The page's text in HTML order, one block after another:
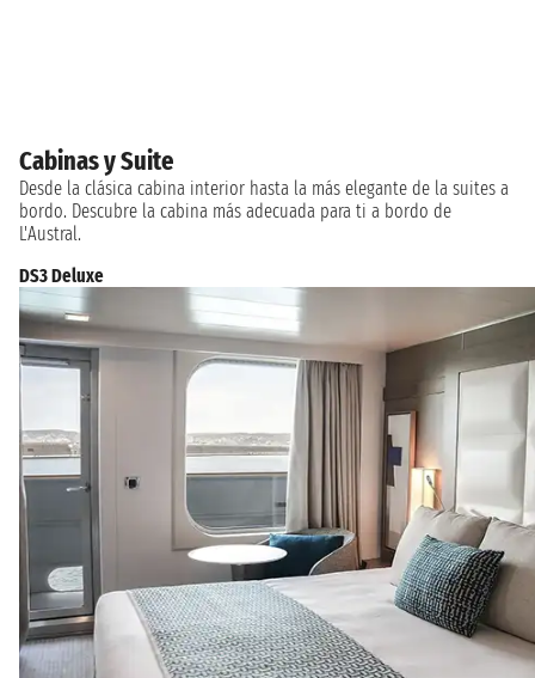
Cabinas y Suite
Desde la clásica cabina interior hasta la más elegante de la suites a
bordo. Descubre la cabina más adecuada para ti a bordo de
L'Austral.
DS3 Deluxe